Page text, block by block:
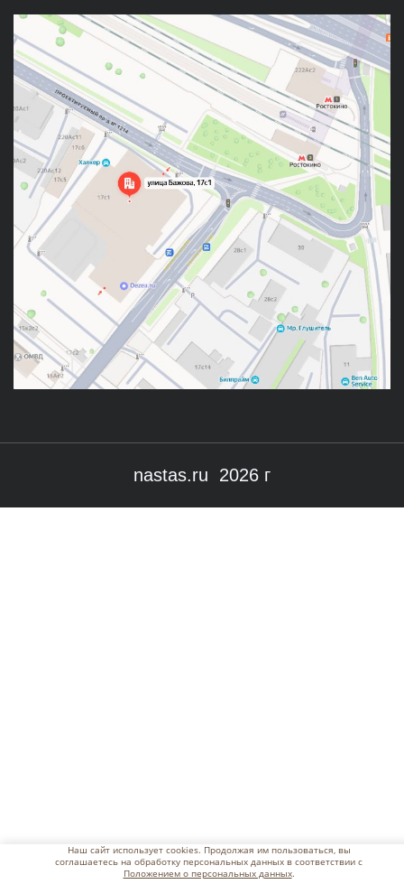
nastas.ru 2026 г
Наш сайт использует cookies. Продолжая им пользоваться, вы
соглашаетесь на обработку персональных данных в соответствии с
Положением о персональных данных.